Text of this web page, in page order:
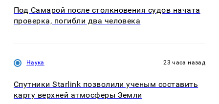
Под Самарой после столкновения судов начата
проверка, погибли два человека
Наука 23 часа назад
Спутники Starlink позволили ученым составить
карту верхней атмосферы Земли